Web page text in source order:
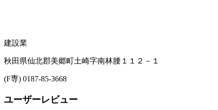
建設業
秋田県仙北郡美郷町土崎字南林腰１１２－１
(F専) 0187-85-3668
ユーザーレビュー